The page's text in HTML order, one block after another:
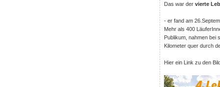
Das war der vierte
- er fand am
Mehr als 400
Publikum, nahmen bei
Kilometer quer durch
Hier ein Link zu den